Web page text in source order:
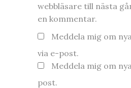
webbläsare till nästa
en kommentar.
Meddela mig om
via e-post.
Meddela mig om
post.